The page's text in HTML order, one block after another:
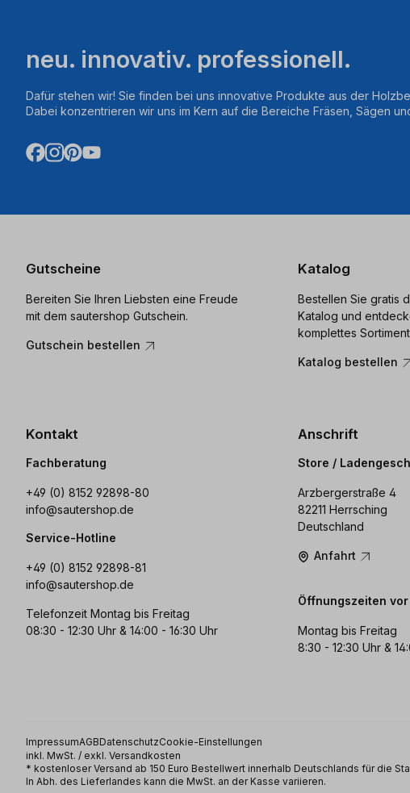
neu. innovativ. professionell.
Dafür stehen wir! Sie finden bei uns innovative Produkte aus der
Dabei konzentrieren wir uns im Kern auf die Bereiche Fräsen, Sägen
Gutscheine
Bereiten Sie Ihren Liebsten eine Freude
mit dem sautershop Gutschein.
Gutschein bestellen
Katalog
Bestellen Sie gratis
Katalog und
komplettes
Katalog bestellen
Kontakt
Fachberatung
+49 (0) 8152 92898-80
info@sautershop.de
Service-Hotline
+49 (0) 8152 92898-81
info@sautershop.de
Telefonzeit Montag bis Freitag
08:30 - 12:30 Uhr & 14:00 - 16:30 Uhr
Anschrift
Store /
Arzbergerstraße 4
82211 Herrsching
Deutschland
Anfahrt
Öffnungszeiten
Montag bis Freitag
8:30 - 12:30 Uhr &
ImpressumAGBDatenschutzCookie-Einstellungen
inkl. MwSt. / exkl. Versandkosten
* kostenloser Versand ab 150 Euro Bestellwert innerhalb Deutschlands für die
In Abh. des Lieferlandes kann die MwSt. an der Kasse variieren.